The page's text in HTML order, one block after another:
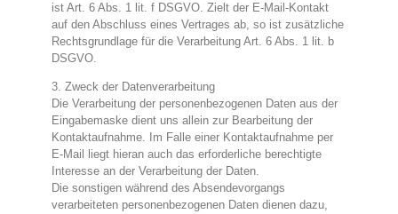
ist Art. 6 Abs. 1 lit. f DSGVO. Zielt der E-Mail-Kontakt
auf den Abschluss eines Vertrages ab, so ist zusätzliche
Rechtsgrundlage für die Verarbeitung Art. 6 Abs. 1 lit. b
DSGVO.
3. Zweck der Datenverarbeitung
Die Verarbeitung der personenbezogenen Daten aus der
Eingabemaske dient uns allein zur Bearbeitung der
Kontaktaufnahme. Im Falle einer Kontaktaufnahme per
E-Mail liegt hieran auch das erforderliche berechtigte
Interesse an der Verarbeitung der Daten.
Die sonstigen während des Absendevorgangs
verarbeiteten personenbezogenen Daten dienen dazu,